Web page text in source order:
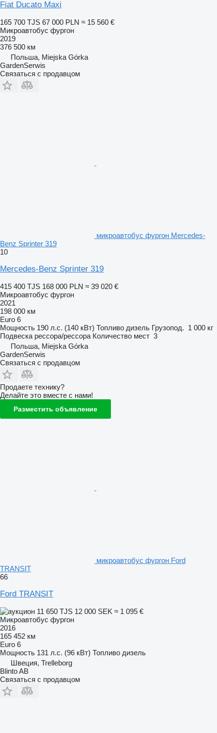
Fiat Ducato Maxi
165 700 TJS 67 000 PLN ≈ 15 560 €
Микроавтобус фургон
2019
376 500 км
Польша, Miejska Górka
GardenSerwis
Связаться с продавцом
микроавтобус фургон Mercedes-
Benz Sprinter 319
10
Mercedes-Benz Sprinter 319
415 400 TJS 168 000 PLN ≈ 39 020 €
Микроавтобус фургон
2021
198 000 км
Euro 6
Мощность 190 л.с. (140 кВт) Топливо дизель Грузопод. 1 000 кг
Подвеска рессора/рессора Количество мест 3
Польша, Miejska Górka
GardenSerwis
Связаться с продавцом
Продаете технику?
Делайте это вместе с нами!
Разместить объявление
микроавтобус фургон Ford
TRANSIT
66
Ford TRANSIT
11 650 TJS 12 000 SEK ≈ 1 095 €
Микроавтобус фургон
2016
165 452 км
Euro 6
Мощность 131 л.с. (96 кВт) Топливо дизель
Швеция, Trelleborg
Blinto AB
Связаться с продавцом